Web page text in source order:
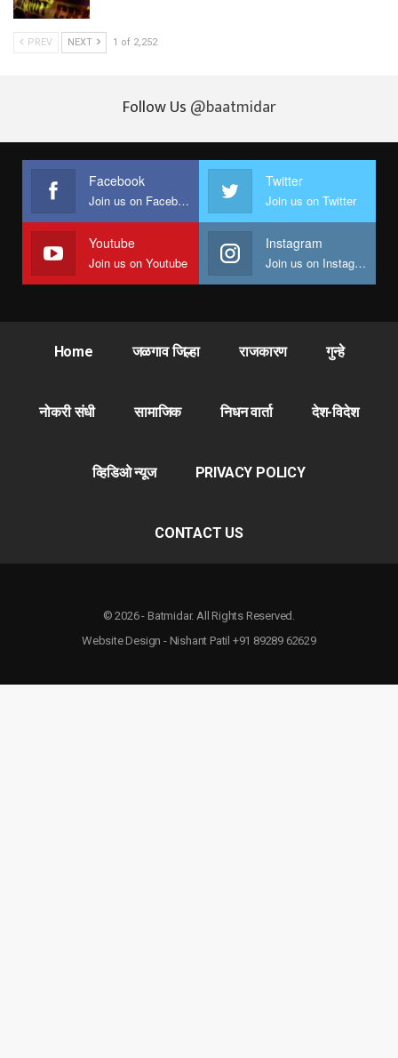
PREV NEXT 1 of 2,252
Follow Us @baatmidar
Facebook
Join us on Facebook
Twitter
Join us on Twitter
Youtube
Join us on Youtube
Instagram
Join us on Instagram
Home जळगाव जिल्हा राजकारण गुन्हे
नोकरी संधी सामाजिक निधन वार्ता देश-विदेश
व्हिडिओ न्यूज PRIVACY POLICY
CONTACT US
© 2026 - Batmidar. All Rights Reserved.
Website Design - Nishant Patil +91 89289 62629